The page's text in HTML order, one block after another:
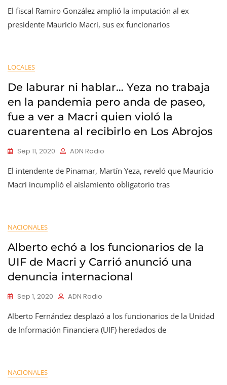
El fiscal Ramiro González amplió la imputación al ex
presidente Mauricio Macri, sus ex funcionarios
LOCALES
De laburar ni hablar… Yeza no trabaja
en la pandemia pero anda de paseo,
fue a ver a Macri quien violó la
cuarentena al recibirlo en Los Abrojos
Sep 11, 2020 ADN Radio
El intendente de Pinamar, Martín Yeza, reveló que Mauricio
Macri incumplió el aislamiento obligatorio tras
NACIONALES
Alberto echó a los funcionarios de la
UIF de Macri y Carrió anunció una
denuncia internacional
Sep 1, 2020 ADN Radio
Alberto Fernández desplazó a los funcionarios de la Unidad
de Información Financiera (UIF) heredados de
NACIONALES